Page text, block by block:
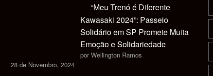
“Meu Trenó é Diferente
Kawasaki 2024”: Passeio
Solidário em SP Promete Muita
Emoção e Solidariedade
por Wellington Ramos
28 de Novembro, 2024